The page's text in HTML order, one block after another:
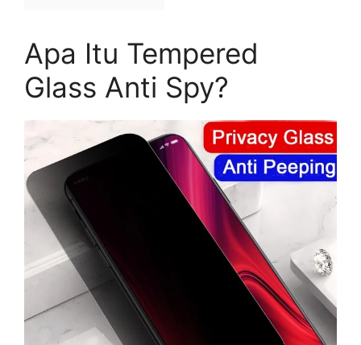
Apa Itu Tempered
Glass Anti Spy?